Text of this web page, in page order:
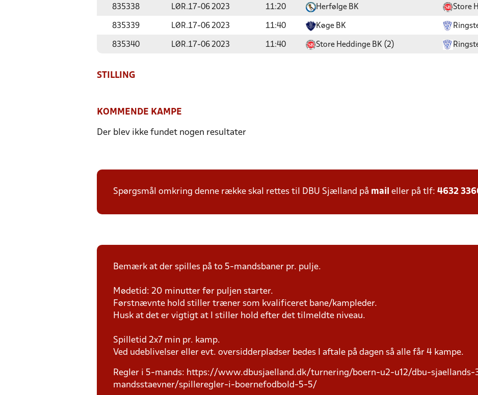
835338 LØR.17-06 2023 11:20 Herfølge BK Store
835339 LØR.17-06 2023 11:40 Køge BK
835340 LØR.17-06 2023 11:40 Store Heddinge BK (2)
STILLING
KOMMENDE KAMPE
Der blev ikke fundet nogen resultater
Spørgsmål omkring denne række skal rettes til DBU Sjælland på mail eller på tlf: 4632
Bemærk at der spilles på to 5-mandsbaner pr. pulje.
Mødetid: 20 minutter før puljen starter.
Førstnævnte hold stiller træner som kvalificeret bane/kampleder.
Husk at det er vigtigt at I stiller hold efter det tilmeldte niveau.
Spilletid 2x7 min pr. kamp.
Ved udeblivelser eller evt. oversidderpladser bedes I aftale på dagen så alle får 4 kampe.
Regler i 5-mands: https://www.dbusjaelland.dk/turnering/boern-u2-u12/dbu-
mandsstaevner/spilleregler-i-boernefodbold-5-5/